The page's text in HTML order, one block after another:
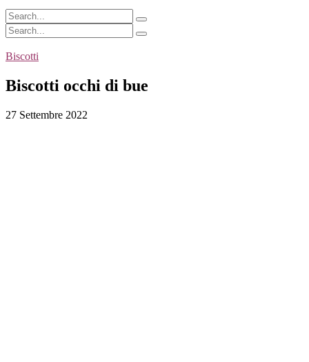
Biscotti
Biscotti occhi di bue
27 Settembre 2022